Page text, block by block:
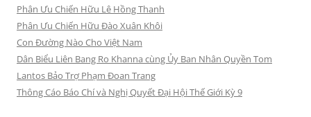
Phân Ưu Chiến Hữu Lê Hồng Thanh
Phân Ưu Chiến Hữu Đào Xuân Khôi
Con Đường Nào Cho Việt Nam
Dân Biểu Liên Bang Ro Khanna cùng Ủy Ban Nhân Quyền Tom
Lantos Bảo Trợ Phạm Đoan Trang
Thông Cáo Báo Chí và Nghị Quyết Đại Hội Thế Giới Kỳ 9